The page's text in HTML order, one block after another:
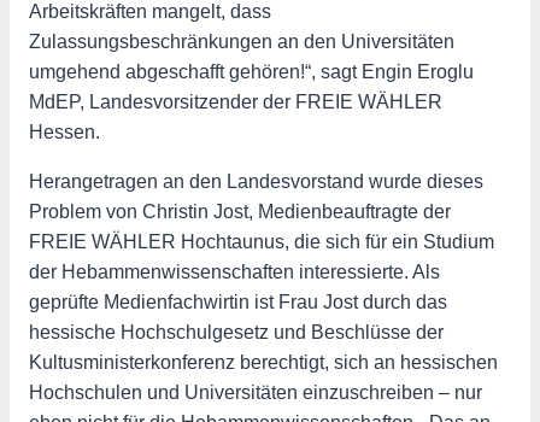
Arbeitskräften mangelt, dass
Zulassungsbeschränkungen an den Universitäten
umgehend abgeschafft gehören!“, sagt Engin Eroglu
MdEP, Landesvorsitzender der FREIE WÄHLER
Hessen.
Herangetragen an den Landesvorstand wurde dieses
Problem von Christin Jost, Medienbeauftragte der
FREIE WÄHLER Hochtaunus, die sich für ein Studium
der Hebammenwissenschaften interessierte. Als
geprüfte Medienfachwirtin ist Frau Jost durch das
hessische Hochschulgesetz und Beschlüsse der
Kultusministerkonferenz berechtigt, sich an hessischen
Hochschulen und Universitäten einzuschreiben – nur